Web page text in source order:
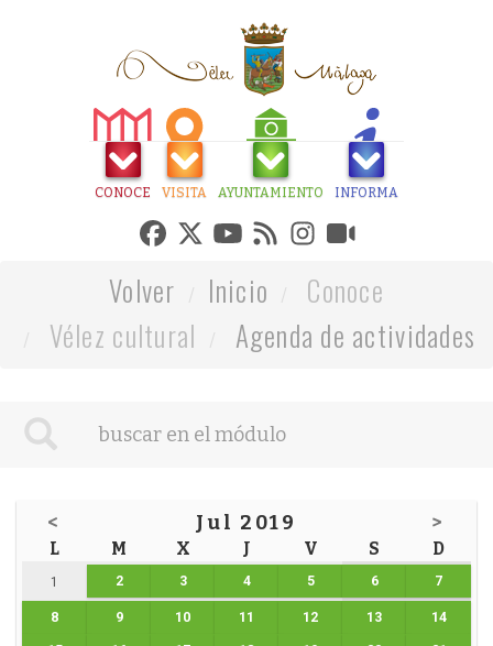
CONOCE VISITA AYUNTAMIENTO INFORMA
Volver Inicio
Conoce
Vélez cultural
Agenda de actividades
< Jul 2019 >
L M X J V S D
1 2 3 4 5 6 7
8 9 10 11 12 13 14